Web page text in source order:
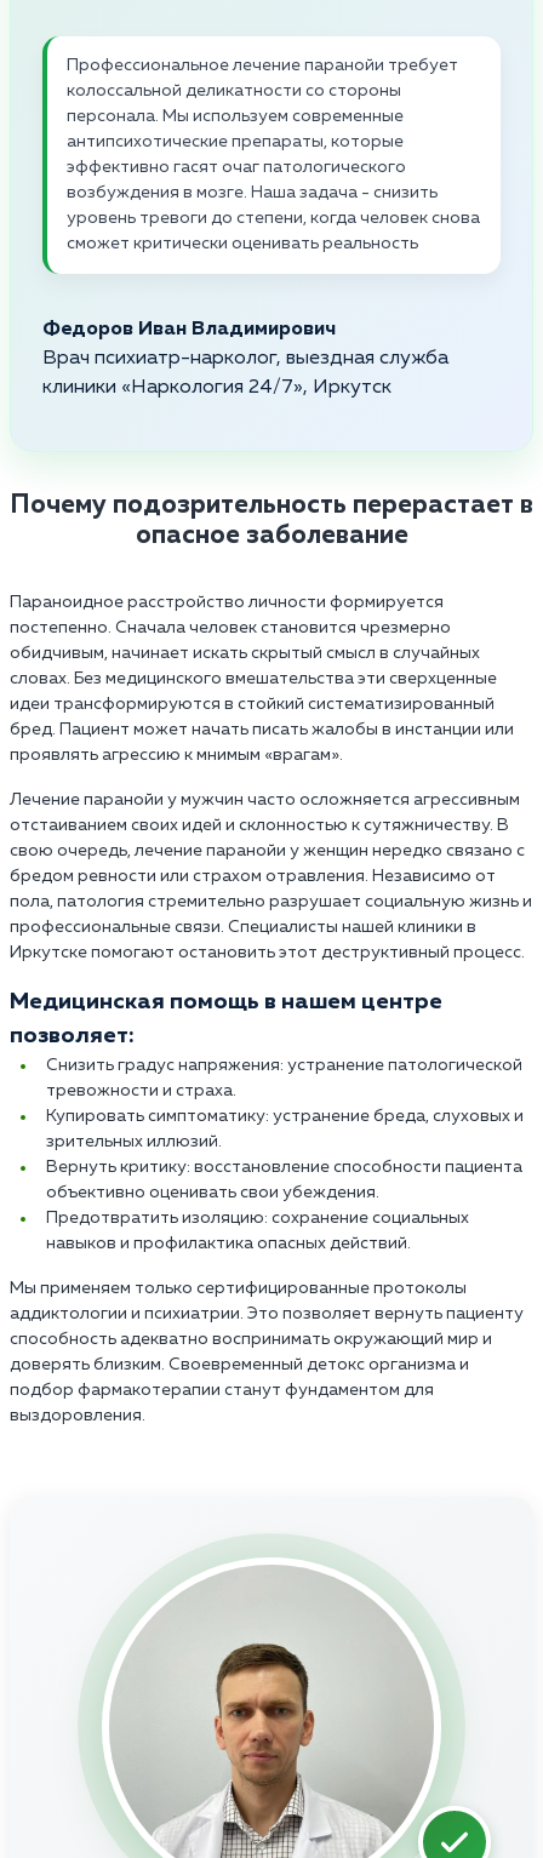
Профессиональное лечение паранойи требует
колоссальной деликатности со стороны
персонала. Мы используем современные
антипсихотические препараты, которые
эффективно гасят очаг патологического
возбуждения в мозге. Наша задача - снизить
уровень тревоги до степени, когда человек снова
сможет критически оценивать реальность
Федоров Иван Владимирович
Врач психиатр-нарколог, выездная служба
клиники «Наркология 24/7», Иркутск
Почему подозрительность перерастает в
опасное заболевание
Параноидное расстройство личности формируется
постепенно. Сначала человек становится чрезмерно
обидчивым, начинает искать скрытый смысл в случайных
словах. Без медицинского вмешательства эти сверхценные
идеи трансформируются в стойкий систематизированный
бред. Пациент может начать писать жалобы в инстанции или
проявлять агрессию к мнимым «врагам».
Лечение паранойи у мужчин часто осложняется агрессивным
отстаиванием своих идей и склонностью к сутяжничеству. В
свою очередь, лечение паранойи у женщин нередко связано с
бредом ревности или страхом отравления. Независимо от
пола, патология стремительно разрушает социальную жизнь и
профессиональные связи. Специалисты нашей клиники в
Иркутске помогают остановить этот деструктивный процесс.
Медицинская помощь в нашем центре
позволяет:
Снизить градус напряжения: устранение патологической
тревожности и страха.
Купировать симптоматику: устранение бреда, слуховых и
зрительных иллюзий.
Вернуть критику: восстановление способности пациента
объективно оценивать свои убеждения.
Предотвратить изоляцию: сохранение социальных
навыков и профилактика опасных действий.
Мы применяем только сертифицированные протоколы
аддиктологии и психиатрии. Это позволяет вернуть пациенту
способность адекватно воспринимать окружающий мир и
доверять близким. Своевременный детокс организма и
подбор фармакотерапии станут фундаментом для
выздоровления.